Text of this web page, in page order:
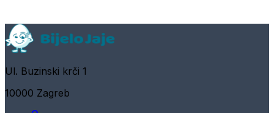
Ul. Buzinski krči 1
10000 Zagreb